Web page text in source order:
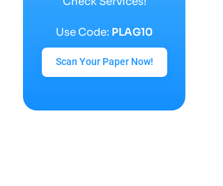
Use Code: PLAG10
Scan Your Paper Now!